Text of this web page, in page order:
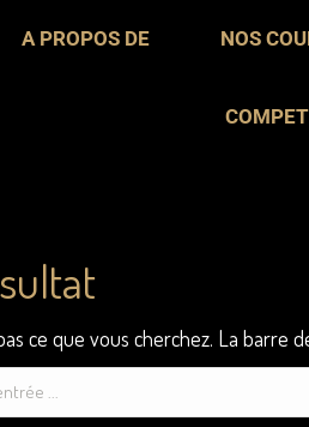
A PROPOS DE NOS
ce que vous cherchez. La barre
A PROPOS DE NOS